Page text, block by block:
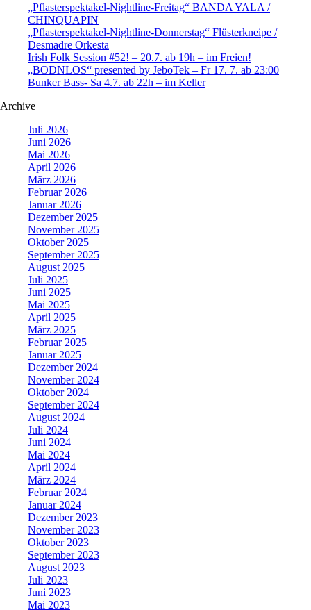
„Pflasterspektakel-Nightline-Freitag“ BANDA YALA /
CHINQUAPIN
„Pflasterspektakel-Nightline-Donnerstag“ Flüsterkneipe /
Desmadre Orkesta
Irish Folk Session #52! – 20.7. ab 19h – im Freien!
„BODNLOS“ presented by JeboTek – Fr 17. 7. ab 23:00
Bunker Bass- Sa 4.7. ab 22h – im Keller
Archive
Juli 2026
Juni 2026
Mai 2026
April 2026
März 2026
Februar 2026
Januar 2026
Dezember 2025
November 2025
Oktober 2025
September 2025
August 2025
Juli 2025
Juni 2025
Mai 2025
April 2025
März 2025
Februar 2025
Januar 2025
Dezember 2024
November 2024
Oktober 2024
September 2024
August 2024
Juli 2024
Juni 2024
Mai 2024
April 2024
März 2024
Februar 2024
Januar 2024
Dezember 2023
November 2023
Oktober 2023
September 2023
August 2023
Juli 2023
Juni 2023
Mai 2023